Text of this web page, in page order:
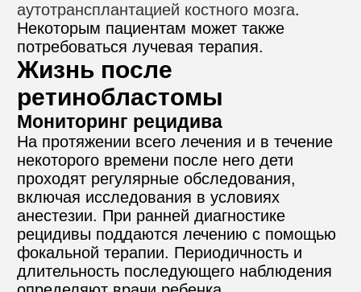
аутотрансплантацией костного мозга.
Некоторым пациентам может также
потребоваться лучевая терапия.
Жизнь после
ретинобластомы
Мониторинг рецидива
На протяжении всего лечения и в течение
некоторого времени после него дети
проходят регулярные обследования,
включая исследования в условиях
анестезии. При ранней диагностике
рецидивы поддаются лечению с помощью
фокальной терапии. Периодичность и
длительность последующего наблюдения